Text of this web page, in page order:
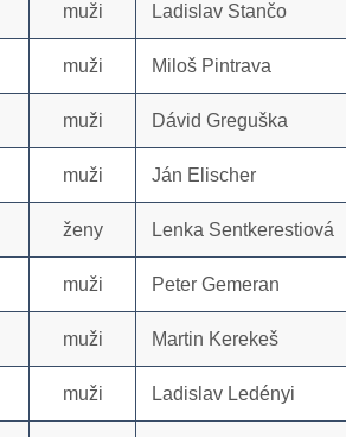
muži Ladislav Stančo
muži Miloš Pintrava
muži Dávid Greguška
muži Ján Elischer
ženy Lenka Sentkerestiová
muži Peter Gemeran
muži Martin Kerekeš
muži Ladislav Ledényi